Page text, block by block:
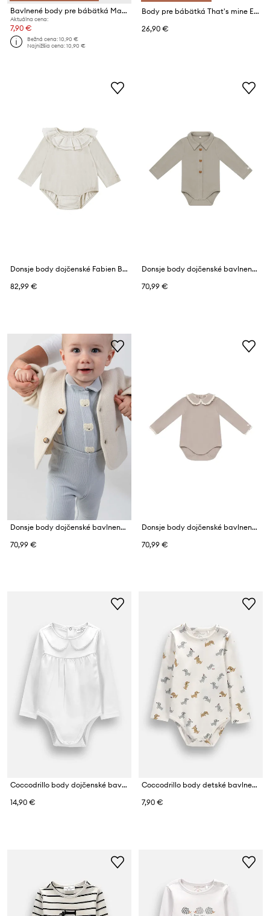
Bavlnené body pre bábätká Mayoral Newborn
Aktuálna cena:
7,90 €
Bežná cena:10,90 €
Najnižšia cena:10,90 €
Body pre bábätká That's mine Ellis
26,90 €
Donsje body dojčenské Fabien Bodysuit
82,99 €
Donsje body dojčenské bavlnené s elastanom Finnian Bodysuit Bears
70,99 €
Donsje body dojčenské bavlnené s elastanom Finnian Bodysuit Polar Bears
70,99 €
Donsje body dojčenské bavlnené s elastanom Diete Bodysuit
70,99 €
Coccodrillo body dojčenské bavlnené s elastanom
14,90 €
Coccodrillo body detské bavlnené
7,90 €